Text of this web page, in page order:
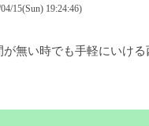
15(Sun) 19:24:46)
無い時でも手軽にいけ